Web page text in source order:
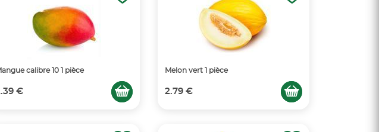
calibre 10 1 pièce
€
Melon vert 1 pièce
2.79 €